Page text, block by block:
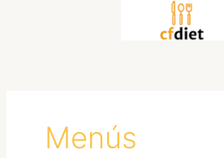
Menús